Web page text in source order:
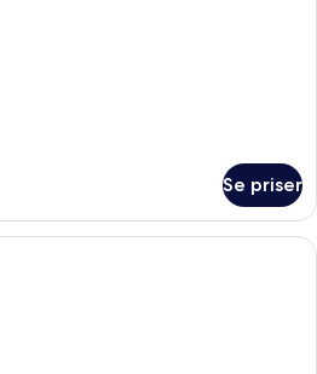
Se priser
Locke Studio | Premium-sengetøj,